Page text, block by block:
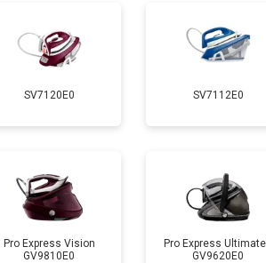
от 110 мин от 4150 ₽
от 120 мин от 4700 ₽
от 90 мин от 5850 ₽
SV7120E0 SV7112E0
Pro Express Vision
GV9810E0
Pro Express
GV9620E0